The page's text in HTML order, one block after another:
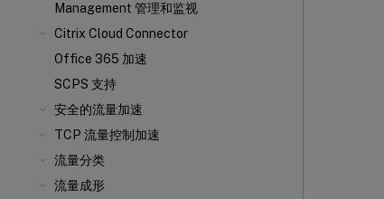
Management 管理和监视
Citrix Cloud Connector
Office 365 加速
SCPS 支持
安全的流量加速
TCP 流量控制加速
流量分类
流量成形